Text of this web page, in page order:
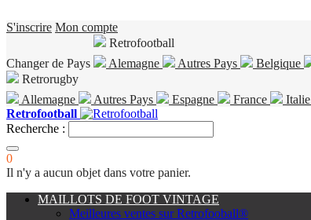
S'inscrire Mon compte
Changer de Pays
Retrofootball
Alemagne
Autres Pays Belgique
Retrorugby
Allemagne
Autres Pays Espagne France Italie
Retrofootball
Recherche :
0
Il n'y a aucun objet dans votre panier.
MAILLOTS DE FOOT VINTAGE
Meilleures ventes sur Retrofooball®